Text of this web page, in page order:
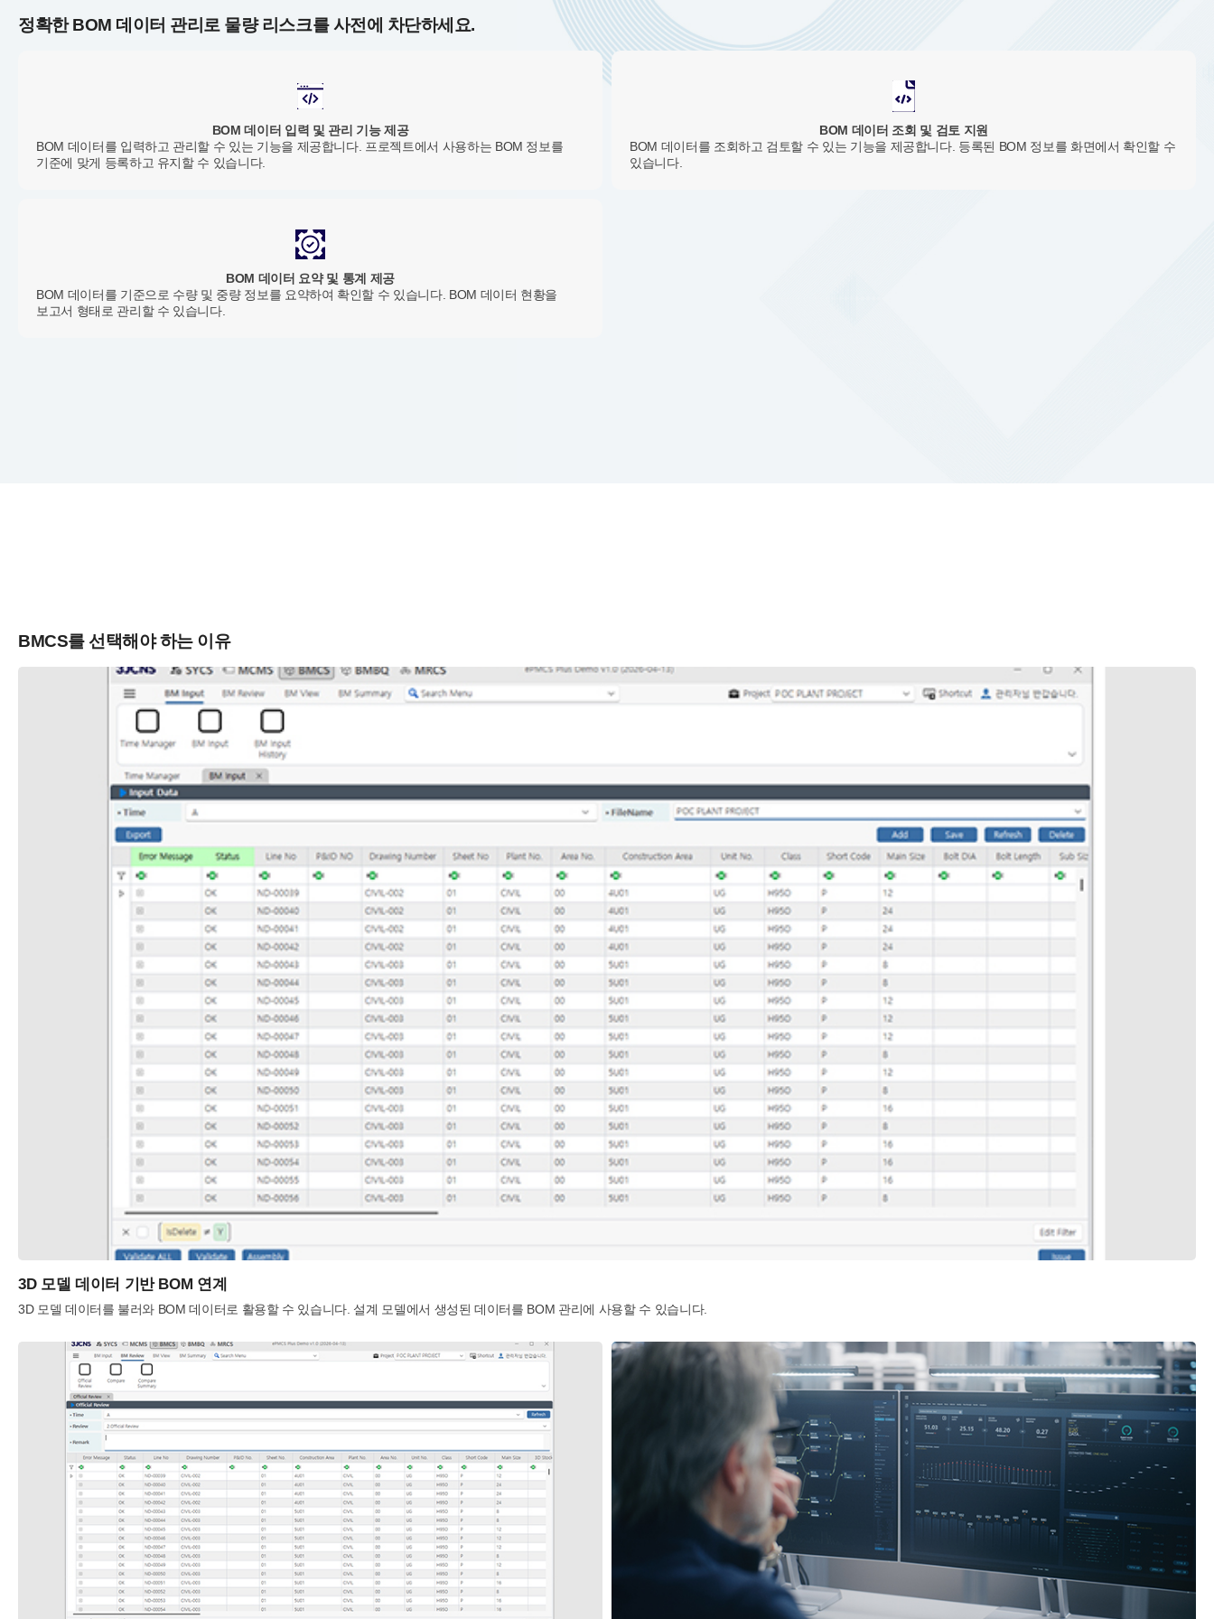
정확한 BOM 데이터 관리로 물량 리스크를 사전에 차단하세요.
BOM 데이터 입력 및 관리 기능 제공
BOM 데이터를 입력하고 관리할 수 있는 기능을 제공합니다. 프로젝트에서 사용하는 BOM 정보를
기준에 맞게 등록하고 유지할 수 있습니다.
BOM 데이터 조회 및 검토 지원
BOM 데이터를 조회하고 검토할 수 있는 기능을 제공합니다. 등록된 BOM 정보를 화면에서 확인할 수
있습니다.
BOM 데이터 요약 및 통계 제공
BOM 데이터를 기준으로 수량 및 중량 정보를 요약하여 확인할 수 있습니다. BOM 데이터 현황을
보고서 형태로 관리할 수 있습니다.
BMCS를 선택해야 하는 이유
3D 모델 데이터 기반 BOM 연계
3D 모델 데이터를 불러와 BOM 데이터로 활용할 수 있습니다. 설계 모델에서 생성된 데이터를 BOM 관리에 사용할 수 있습니다.